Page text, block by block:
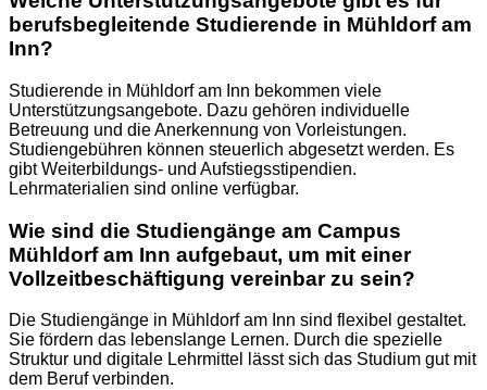
berufsbegleitende Studierende in Mühldorf am
Inn?
Studierende in Mühldorf am Inn bekommen viele
Unterstützungsangebote. Dazu gehören individuelle
Betreuung und die Anerkennung von Vorleistungen.
Studiengebühren können steuerlich abgesetzt werden. Es
gibt Weiterbildungs- und Aufstiegsstipendien.
Lehrmaterialien sind online verfügbar.
Wie sind die Studiengänge am Campus
Mühldorf am Inn aufgebaut, um mit einer
Vollzeitbeschäftigung vereinbar zu sein?
Die Studiengänge in Mühldorf am Inn sind flexibel gestaltet.
Sie fördern das lebenslange Lernen. Durch die spezielle
Struktur und digitale Lehrmittel lässt sich das Studium gut mit
dem Beruf verbinden.